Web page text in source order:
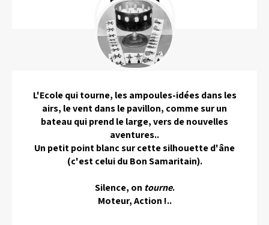
L'Ecole qui tourne, les ampoules-idées dans les
airs, le vent dans le pavillon, comme sur un
bateau qui prend le large, vers de nouvelles
aventures..
Un petit point blanc sur cette silhouette d'âne
(c'est celui du Bon Samaritain).
Silence, on tourne.
Moteur, Action !..